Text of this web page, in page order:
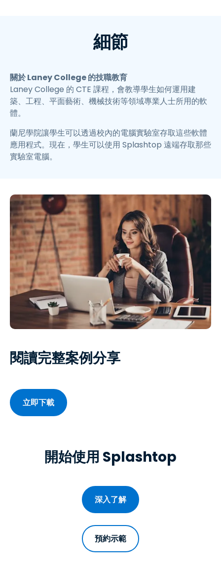
細節
關於 Laney College 的技職教育
Laney College 的 CTE 課程，會教導學生如何運用建
築、工程、平面藝術、機械技術等領域專業人士所用的軟
體。
蘭尼學院讓學生可以透過校內的電腦實驗室存取這些軟體
應用程式。現在，學生可以使用 Splashtop 遠端存取那些
實驗室電腦。
閱讀完整案例分享
立即下載
開始使用 Splashtop
深入了解
預約示範